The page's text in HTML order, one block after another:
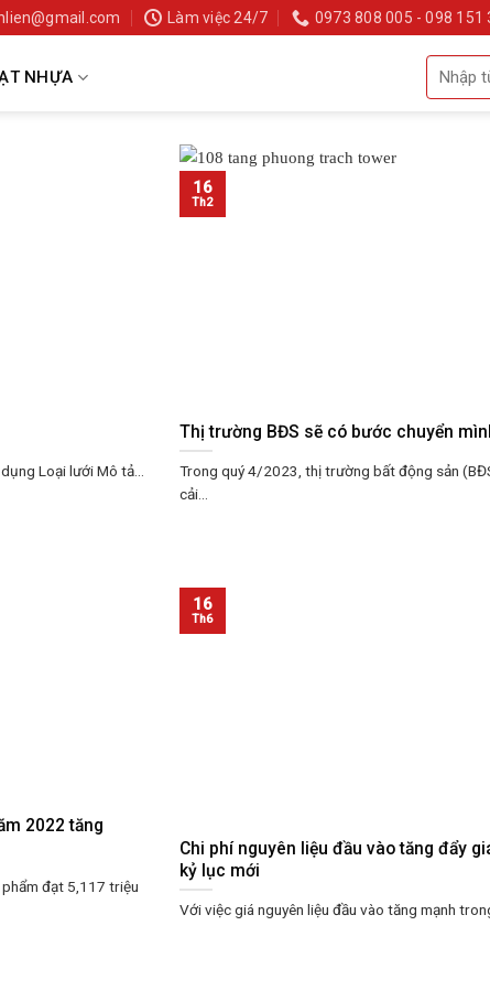
Làm việc 24/7 0973 808 005 - 098 151
NHỰA
Tìm
kiếm:
Loại lưới Mô tả...
Thị trường BĐS sẽ có bước chuyển
Trong quý 4/2023, thị trường bất động sản
cải...
16
Th2
2022 tăng
đạt 5,117 triệu
Chi phí nguyên liệu đầu vào tăng đẩy
kỷ lục mới
Với việc giá nguyên liệu đầu vào tăng mạnh
16
Th6